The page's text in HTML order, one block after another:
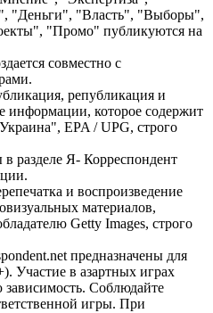
"Деньги", "Власть", "Выборы",
"Промо" публикуются на
совместно с
републикация и
информации, которое содержит
EPA / UPG, строго
разделе Я- Корреспондент
и воспроизведение
материалов,
Getty Images, строго
предназначены для
Участие в азартных играх
Соблюдайте
игры. При